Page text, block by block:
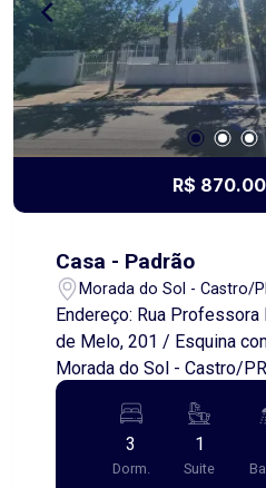
qualidade de vida e quer
em contato para mais
o
R$
Casa - Padrão
Morada do Sol - Castro/
Endereço: Rua
de Melo, 201 / Esquina
Morada do Sol - Castro/PR. Nesta
localizada em um dos
Castro, cada detalhe foi
proporcionar conforto e
em jatobá lixado e
3
Dorm.
1
Suite